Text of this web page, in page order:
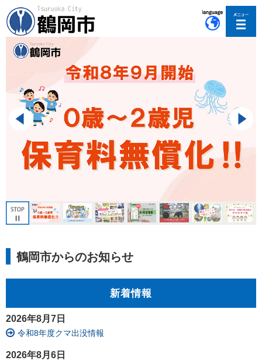
鶴岡市からのお知らせ
新着情報
2026年8月7日
令和8年度クマ出没情報
2026年8月6日